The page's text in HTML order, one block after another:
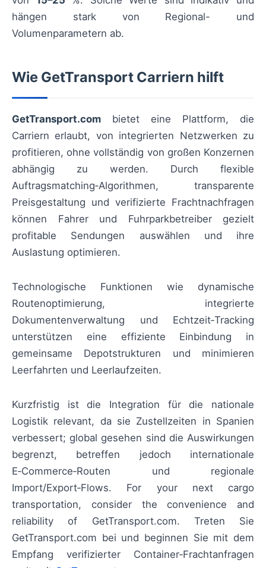
hängen stark von Regional- und
Volumenparametern ab.
Wie GetTransport Carriern hilft
GetTransport.com bietet eine Plattform, die
Carriern erlaubt, von integrierten Netzwerken zu
profitieren, ohne vollständig von großen Konzernen
abhängig zu werden. Durch flexible
Auftragsmatching‑Algorithmen, transparente
Preisgestaltung und verifizierte Frachtnachfragen
können Fahrer und Fuhrparkbetreiber gezielt
profitable Sendungen auswählen und ihre
Auslastung optimieren.
Technologische Funktionen wie dynamische
Routenoptimierung, integrierte
Dokumentenverwaltung und Echtzeit‑Tracking
unterstützen eine effiziente Einbindung in
gemeinsame Depotstrukturen und minimieren
Leerfahrten und Leerlaufzeiten.
Kurzfristig ist die Integration für die nationale
Logistik relevant, da sie Zustellzeiten in Spanien
verbessert; global gesehen sind die Auswirkungen
begrenzt, betreffen jedoch internationale
E‑Commerce‑Routen und regionale
Import/Export‑Flows. For your next cargo
transportation, consider the convenience and
reliability of GetTransport.com. Treten Sie
GetTransport.com bei und beginnen Sie mit dem
Empfang verifizierter Container‑Frachtanfragen